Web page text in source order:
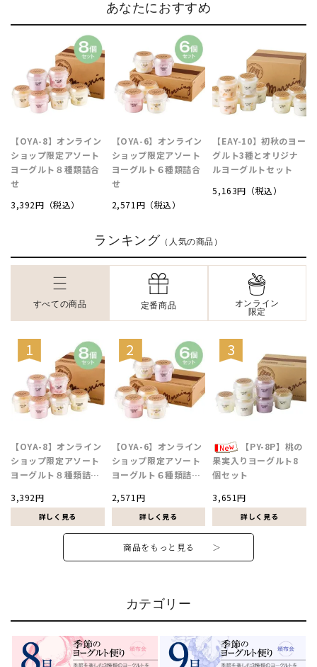
あなたにおすすめ
【OYA-8】オンライン
ショップ限定アソート
ヨーグルト８種類詰合
せ
3,392円（税込）
【OYA-6】オンライン
ショップ限定アソート
ヨーグルト６種類詰合
せ
2,571円（税込）
【EAY-10】初秋のヨー
グルト3種とオリジナ
ルヨーグルトセット
5,163円（税込）
ランキング （人気の商品）
すべての商品 定番商品
オンライン
限定
【OYA-8】オンライン
ショップ限定アソート
ヨーグルト８種類詰合
3,392円
【OYA-6】オンライン
ショップ限定アソート
ヨーグルト６種類詰合
2,571円
【PY-8P】桃の
果実入りヨーグルト8
個セット
3,651円
商品をもっと見る ＞
カテゴリー